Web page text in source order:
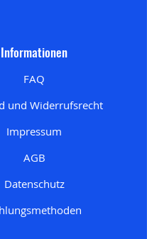
Informationen
FAQ
und Widerrufsrecht
Impressum
AGB
Datenschutz